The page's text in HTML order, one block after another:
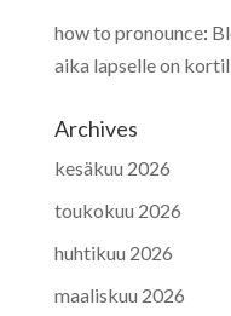
how to pronounce:
aika lapselle on
Archives
kesäkuu 2026
toukokuu 2026
huhtikuu 2026
maaliskuu 2026